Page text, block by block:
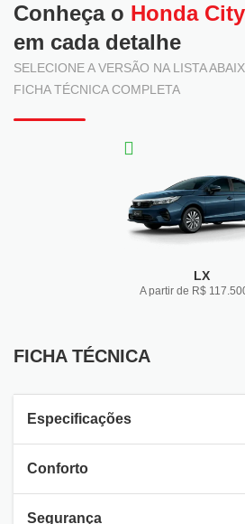
Conheça o Honda
em cada detalhe
SELECIONE A VERSÃO NA LISTA
FICHA TÉCNICA COMPLETA
LX
A partir de R$
FICHA TÉCNICA
Especificações
Conforto
Segurança